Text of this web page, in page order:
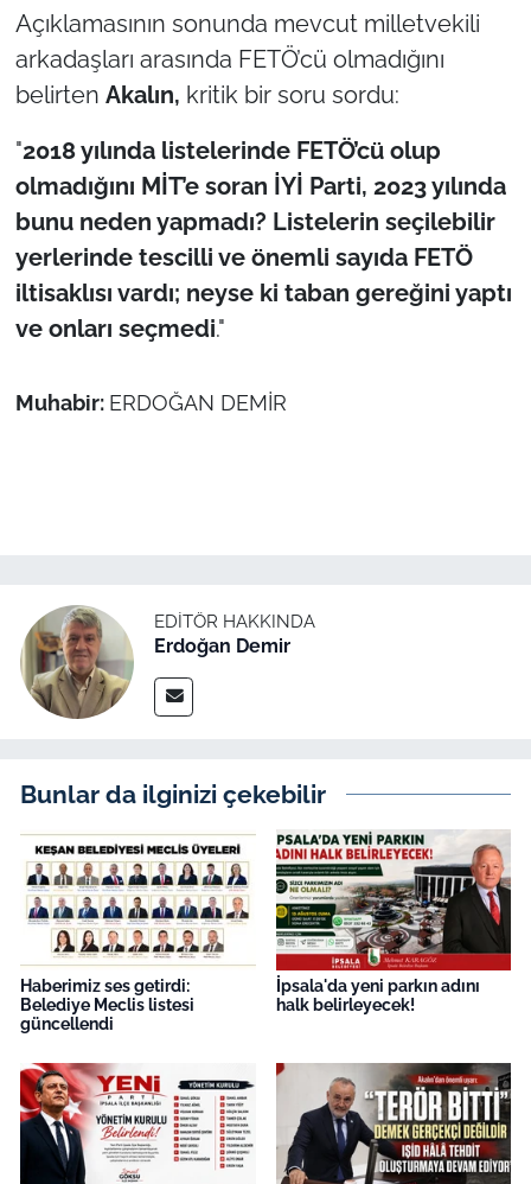
Açıklamasının sonunda mevcut milletvekili
arkadaşları arasında FETÖ’cü olmadığını
belirten Akalın, kritik bir soru sordu:
"2018 yılında listelerinde FETÖ’cü olup
olmadığını MİT’e soran İYİ Parti, 2023 yılında
bunu neden yapmadı? Listelerin seçilebilir
yerlerinde tescilli ve önemli sayıda FETÖ
iltisaklısı vardı; neyse ki taban gereğini yaptı
ve onları seçmedi."
Muhabir: ERDOĞAN DEMİR
EDITÖR HAKKINDA
Erdoğan Demir
Bunlar da ilginizi çekebilir
Haberimiz ses getirdi:
Belediye Meclis listesi
güncellendi
İpsala'da yeni parkın adını
halk belirleyecek!